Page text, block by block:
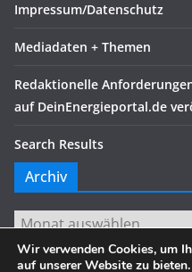
Impressum/Datenschutz
Mediadaten + Themen
Redaktionelle
auf DeinEnergieportal.de
Search Results
Archiv
Archiv
Wir verwenden Cookies, um
auf unserer Website zu bieten.